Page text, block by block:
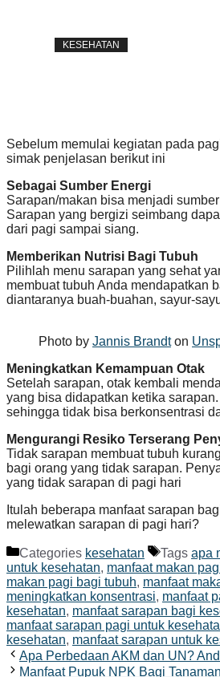
KESEHATAN
Sebelum memulai kegiatan pada
simak penjelasan berikut ini
Sebagai Sumber Energi
Sarapan/makan bisa menjadi
Sarapan yang bergizi seimbang
dari pagi sampai siang.
Memberikan Nutrisi Bagi Tubuh
Pilihlah menu sarapan yang sehat
membuat tubuh Anda mendapatkan
diantaranya buah-buahan, sayur-
Photo by Jannis Brandton
Meningkatkan Kemampuan Otak
Setelah sarapan, otak kembali
yang bisa didapatkan ketika
sehingga tidak bisa berkonsentrasi
Mengurangi Resiko Terserang
Tidak sarapan membuat tubuh
bagi orang yang tidak sarapan.
yang tidak sarapan di pagi hari
Itulah beberapa manfaat sarapan
melewatkan sarapan di pagi hari?
Categories kesehatan Tags apa
untuk kesehatan, manfaat makan
makan pagi bagi tubuh, manfaat
meningkatkan konsentrasi, manfaat
kesehatan, manfaat sarapan bagi
manfaat sarapan pagi untuk
kesehatan, manfaat sarapan untuk
Apa Perbedaan AKM dan UN?
Manfaat Pupuk NPK Bagi Tanaman